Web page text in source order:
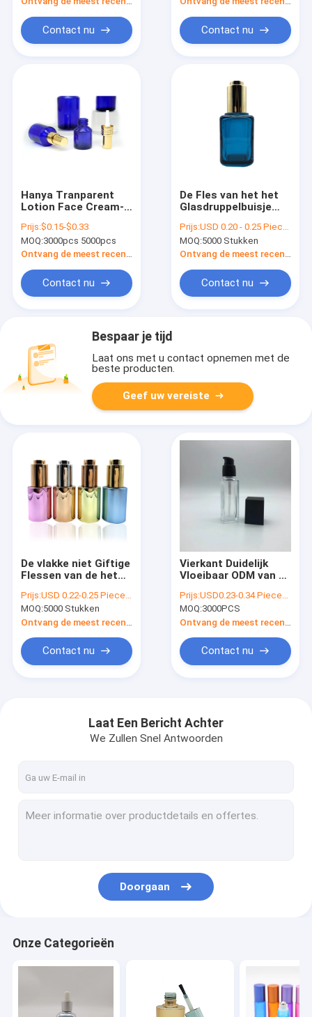
Huis
Producten
Ongeveer ons
Contact nu Contact nu
Hanya Tranparent
Lotion Face Cream-
de Stichtingspomp
van de Glaskruik
Prijs:$0.15-$0.33
MOQ:3000pcs 5000pcs
Ontvang de meest recente Prijs
Contact nu
De Fles van het het
Glasdruppelbuisje
Colognesserum 30ml
met de Druk van het
Pipetscherm
Prijs:USD 0.20 - 0.25 Piece/Pieces
MOQ:5000 Stukken
Ontvang de meest recente Prijs
Contact nu
Bespaar je tijd
Laat ons met u contact opnemen met de
beste producten.
Geef uw vereiste
De vlakke niet Giftige
Flessen van de het
de
Schouderetherische
olie
Prijs:USD 0.22-0.25 Piece/Pieces
MOQ:5000 Stukken
Contact nu
Vierkant Duidelijk
Vloeibaar ODM van de
50ml OEM Embleem
Prijs:USD0.23-0.34 Piece/Pieces
MOQ:3000PCS
Contact nu
Laat Een Bericht Achter
We Zullen Snel Antwoorden
Doorgaan
Onze Categorieën